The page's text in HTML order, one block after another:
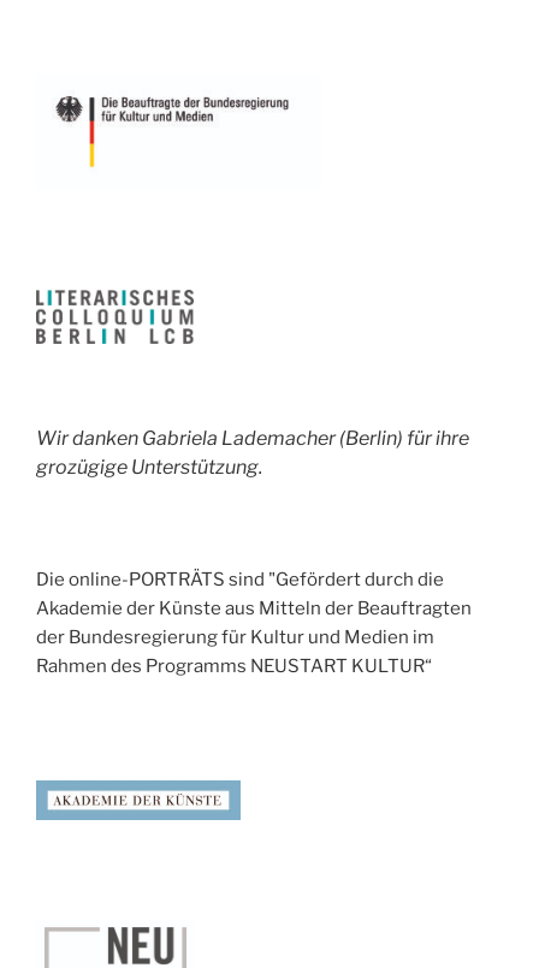
Wir danken Gabriela Lademacher (Berlin) für ihre
grozügige Unterstützung.
Die online-PORTRÄTS sind "Gefördert durch die
Akademie der Künste aus Mitteln der Beauftragten
der Bundesregierung für Kultur und Medien im
Rahmen des Programms NEUSTART KULTUR“